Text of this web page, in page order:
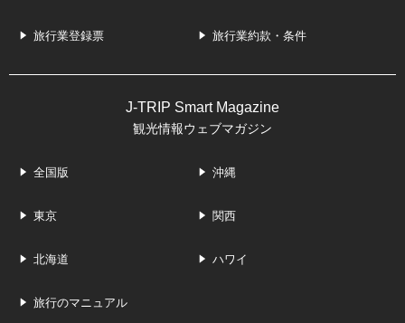
旅行業登録票 旅行業約款・条件
J-TRIP Smart Magazine
観光情報ウェブマガジン
全国版 沖縄
東京 関西
北海道 ハワイ
旅行のマニュアル